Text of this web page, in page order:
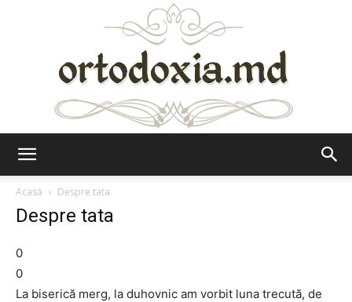
Acasă
Despre tata
Despre tata
0
0
La biserică merg, la duhovnic am vorbit luna trecută, de